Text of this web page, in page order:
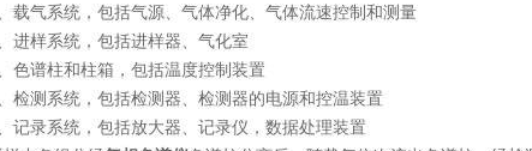
载气系统，包括气源、气体净化、气体流速控制和测量
进样系统，包括进样器、气化室
色谱柱和柱箱，包括温度控制装置
检测系统，包括检测器、检测器的电源和控温装置
记录系统，包括放大器、记录仪，数据处理装置